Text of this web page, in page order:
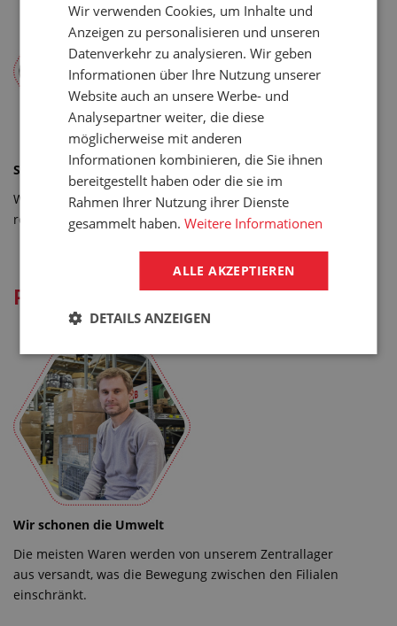
Standardverpackung
Wir verwenden Pappkartons und Papierpolster,
reduzieren die Menge des Kunststoffabfalls.
Rücksichtnahme
Wir schonen die Umwelt
Die meisten Waren werden von unserem Zentrallager
aus versandt, was die Bewegung zwischen den Filialen
einschränkt.
Wir verwenden Cookies, um Inhalte und
Anzeigen zu personalisieren und unseren
Datenverkehr zu analysieren. Wir geben
Informationen über Ihre Nutzung unserer
Website auch an unsere Werbe- und
Analysepartner weiter, die diese
möglicherweise mit anderen
Informationen kombinieren, die Sie ihnen
bereitgestellt haben oder die sie im
Rahmen Ihrer Nutzung ihrer Dienste
gesammelt haben.Weitere Informationen
ALLE AKZEPTIEREN
DETAILS ANZEIGEN